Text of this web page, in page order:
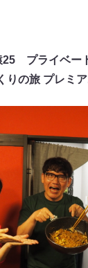
25 プライベー
りの旅 プレミ